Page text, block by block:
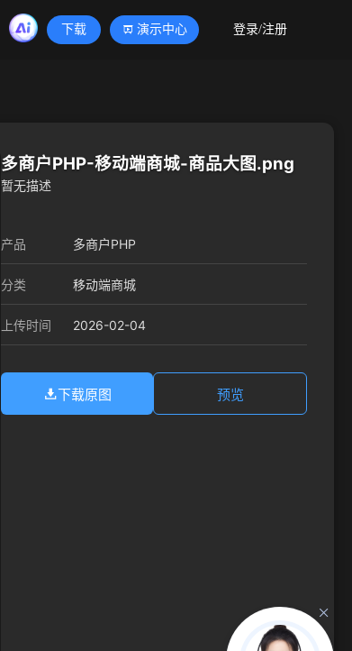
下载 演示中心 登录/注册
多商户PHP-移动端商城-商品大图.png
暂无描述
产品 多商户PHP
分类 移动端商城
上传时间 2026-02-04
下载原图 预览